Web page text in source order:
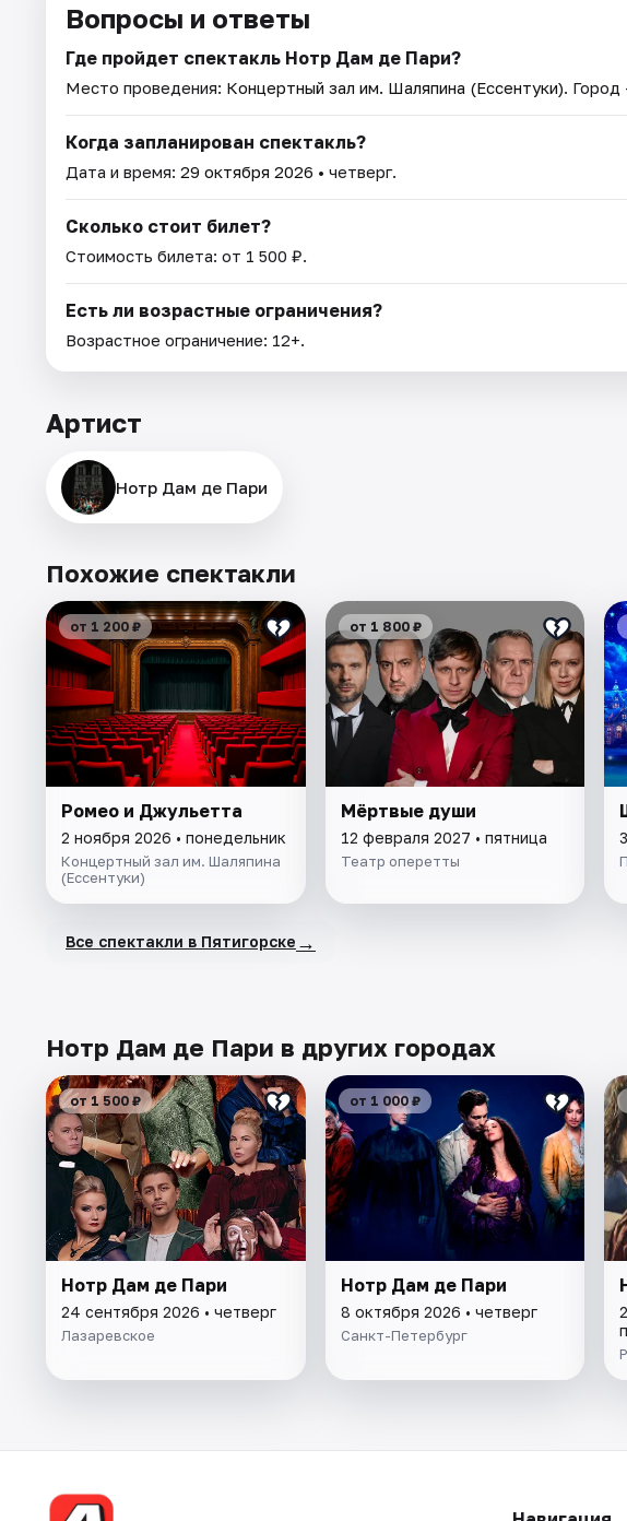
Вопросы и ответы
Где пройдет спектакль Нотр Дам де Пари?
Место проведения: Концертный зал им. Шаляпина (Ессентуки). Город
Когда запланирован спектакль?
Дата и время: 29 октября 2026 • четверг.
Сколько стоит билет?
Стоимость билета: от 1 500 ₽.
Есть ли возрастные ограничения?
Возрастное ограничение: 12+.
Артист
Нотр Дам де Пари
Похожие спектакли
от 1 200 ₽
Ромео и Джульетта
2 ноября 2026 • понедельник
Концертный зал им. Шаляпина
(Ессентуки)
от 1 800 ₽
Мёртвые души
12 февраля 2027 • пятница
Театр оперетты
Все спектакли в Пятигорске →
Нотр Дам де Пари в других городах
от 1 500 ₽
Нотр Дам де Пари
24 сентября 2026 • четверг
Лазаревское
от 1 000 ₽
Нотр Дам де Пари
8 октября 2026 • четверг
Санкт-Петербург